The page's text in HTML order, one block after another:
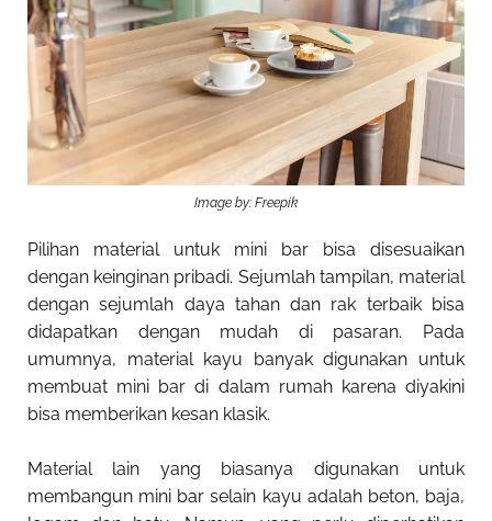
Image by: Freepik
Pilihan material untuk mini bar bisa disesuaikan
dengan keinginan pribadi. Sejumlah tampilan, material
dengan sejumlah daya tahan dan rak terbaik bisa
didapatkan dengan mudah di pasaran. Pada
umumnya, material kayu banyak digunakan untuk
membuat mini bar di dalam rumah karena diyakini
bisa memberikan kesan klasik.
Material lain yang biasanya digunakan untuk
membangun mini bar selain kayu adalah beton, baja,